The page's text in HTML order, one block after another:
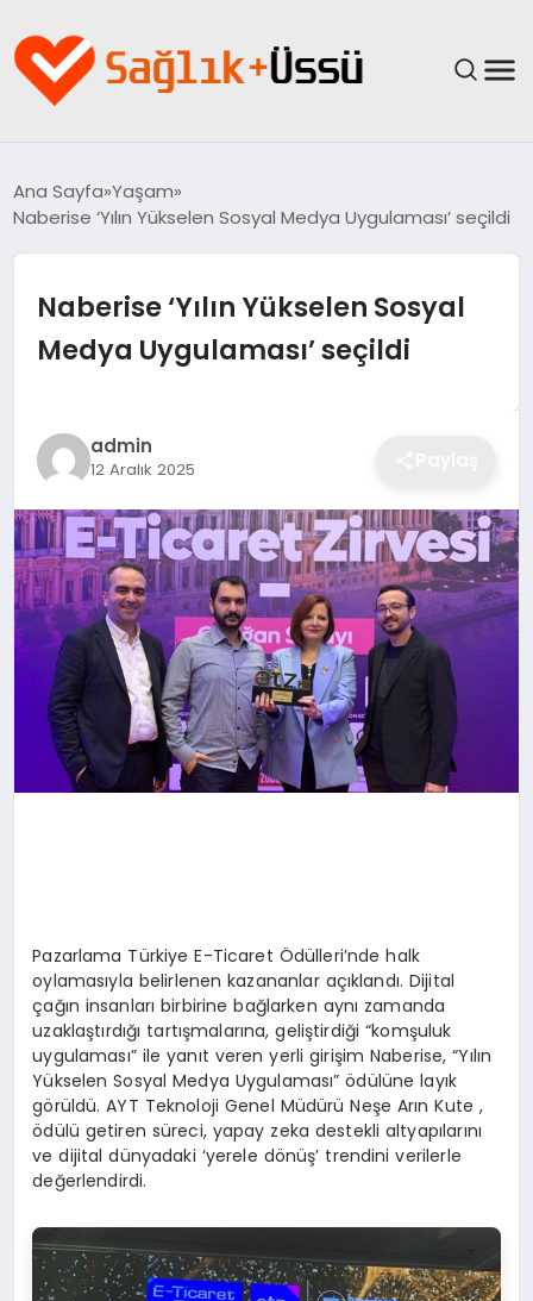
SAĞLIK
GÜNCEL
BESLENME
Ana Sayfa Yaşam
Naberise ‘Yılın Yükselen Sosyal Medya Uygulaması’ seçildi
Naberise ‘Yılın Yükselen Sosyal
Medya Uygulaması’ seçildi
admin
12 Aralık 2025
Pazarlama Türkiye E-Ticaret Ödülleri’nde halk
oylamasıyla belirlenen kazananlar açıklandı. Dijital
çağın insanları birbirine bağlarken aynı zamanda
uzaklaştırdığı tartışmalarına, geliştirdiği “komşuluk
uygulaması” ile yanıt veren yerli girişim Naberise, “Yılın
Yükselen Sosyal Medya Uygulaması” ödülüne layık
görüldü. AYT Teknoloji Genel Müdürü Neşe Arın Kute ,
ödülü getiren süreci, yapay zeka destekli altyapılarını
ve dijital dünyadaki ‘yerele dönüş’ trendini verilerle
değerlendirdi.